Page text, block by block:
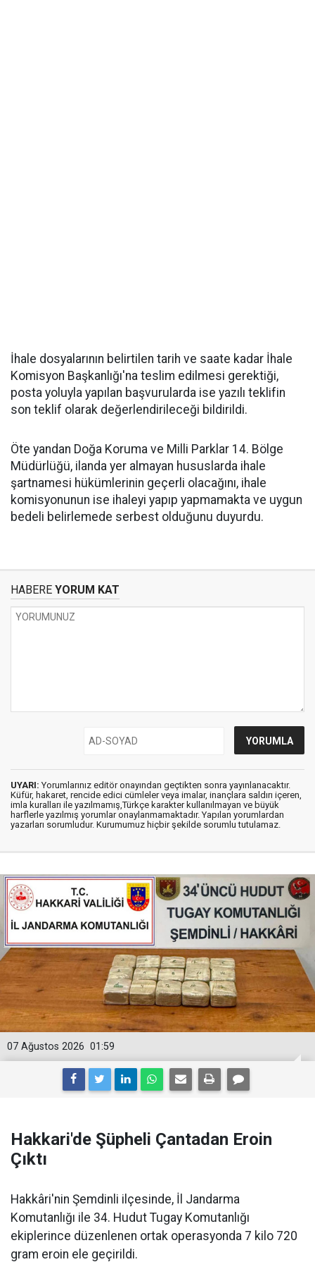
İhale dosyalarının belirtilen tarih ve saate kadar İhale
Komisyon Başkanlığı'na teslim edilmesi gerektiği,
posta yoluyla yapılan başvurularda ise yazılı teklifin
son teklif olarak değerlendirileceği bildirildi.
Öte yandan Doğa Koruma ve Milli Parklar 14. Bölge
Müdürlüğü, ilanda yer almayan hususlarda ihale
şartnamesi hükümlerinin geçerli olacağını, ihale
komisyonunun ise ihaleyi yapıp yapmamakta ve uygun
bedeli belirlemede serbest olduğunu duyurdu.
HABERE YORUM KAT
UYARI: Yorumlarınız editör onayından geçtikten sonra yayınlanacaktır.
Küfür, hakaret, rencide edici cümleler veya imalar, inançlara saldırı içeren,
imla kuralları ile yazılmamış,Türkçe karakter kullanılmayan ve büyük
harflerle yazılmış yorumlar onaylanmamaktadır. Yapılan yorumlardan
yazarları sorumludur. Kurumumuz hiçbir şekilde sorumlu tutulamaz.
01:59
07 Ağustos 2026
Hakkari'de Şüpheli Çantadan Eroin
Çıktı
Hakkâri'nin Şemdinli ilçesinde, İl Jandarma
Komutanlığı ile 34. Hudut Tugay Komutanlığı
ekiplerince düzenlenen ortak operasyonda 7 kilo 720
gram eroin ele geçirildi.